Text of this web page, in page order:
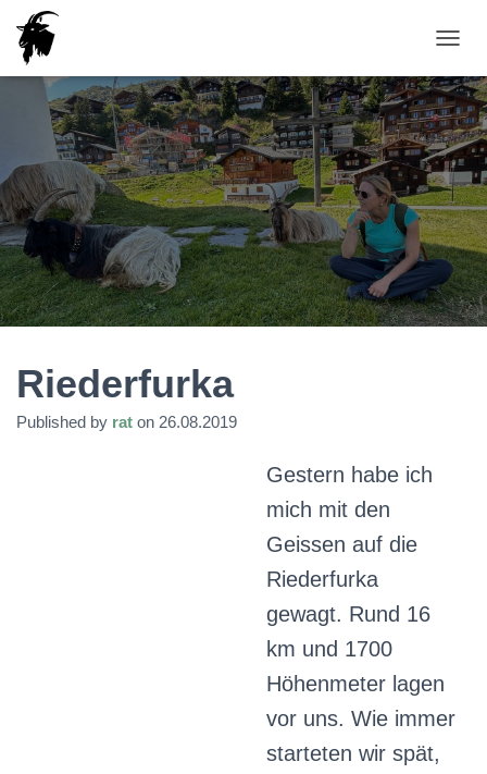
O
G
G
L
E
N
A
V
I
G
A
T
I
Riederfurka
Published by rat on 26.08.2019
Gestern habe ich
mich mit den
Geissen auf die
Riederfurka
gewagt. Rund 16
km und 1700
Höhenmeter lagen
vor uns. Wie immer
starteten wir spät,